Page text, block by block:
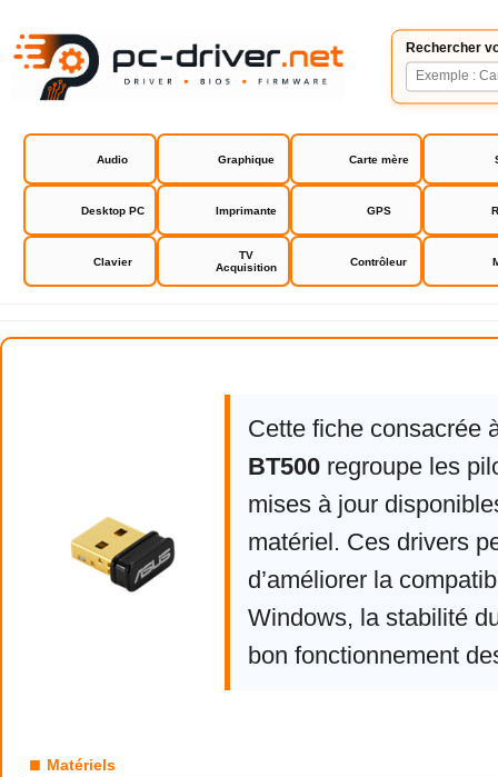
Rechercher
Audio Graphique Carte mère
Desktop PC Imprimante GPS
Clavier
TV
Acquisition
Contrôleur
Asus USB-BT500
Cette fiche consacrée
BT500 regroupe les
mises à jour
matériel. Ces drivers
d’améliorer la
Windows, la stabilité
bon fonctionnement
■ Matériels